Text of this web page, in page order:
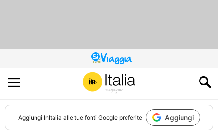
QUESTO
SITO
CONTRIBUISCE
ALL’AUDIENCE
DI
Aggiungi InItalia alle tue fonti Google preferite Aggiungi